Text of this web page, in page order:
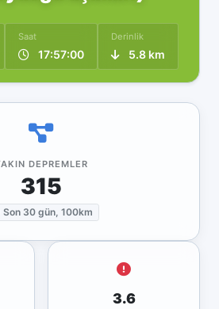
Saat
17:57:00
Derinlik
5.8 km
DEPREMLER
315
Son 30 gün, 100km
3.6